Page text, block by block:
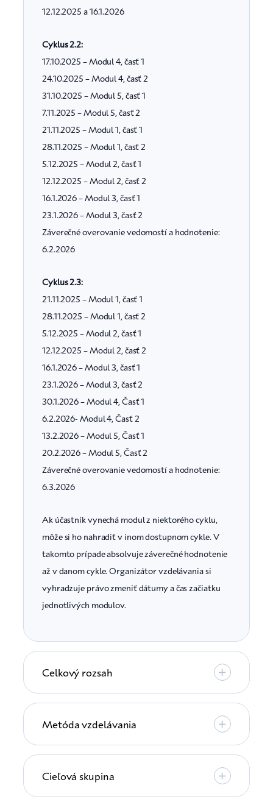
12.12.2025 a 16.1.2026
Cyklus 2.2:
17.10.2025 – Modul 4, časť 1
24.10.2025 – Modul 4, časť 2
31.10.2025 – Modul 5, časť 1
7.11.2025 – Modul 5, časť 2
21.11.2025 – Modul 1, časť 1
28.11.2025 – Modul 1, časť 2
5.12.2025 – Modul 2, časť 1
12.12.2025 – Modul 2, časť 2
16.1.2026 – Modul 3, časť 1
23.1.2026 – Modul 3, časť 2
Záverečné overovanie vedomostí a hodnotenie:
6.2.2026
Cyklus 2.3:
21.11.2025 – Modul 1, časť 1
28.11.2025 – Modul 1, časť 2
5.12.2025 – Modul 2, časť 1
12.12.2025 – Modul 2, časť 2
16.1.2026 – Modul 3, časť 1
23.1.2026 – Modul 3, časť 2
30.1.2026 – Modul 4, Časť 1
6.2.2026- Modul 4, Časť 2
13.2.2026 – Modul 5, Časť 1
20.2.2026 – Modul 5, Časť 2
Záverečné overovanie vedomostí a hodnotenie:
6.3.2026
Ak účastník vynechá modul z niektorého cyklu,
môže si ho nahradiť v inom dostupnom cykle. V
takomto prípade absolvuje záverečné hodnotenie
až v danom cykle. Organizátor vzdelávania si
vyhradzuje právo zmeniť dátumy a čas začiatku
jednotlivých modulov.
Celkový rozsah
Metóda vzdelávania
Cieľová skupina